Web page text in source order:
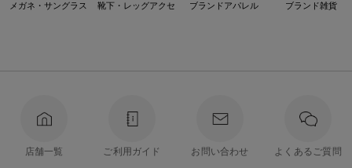
メガネ・サングラス 靴下・レッグアクセ ブランドアパレル ブランド雑貨
店舗一覧 ご利用ガイド お問い合わせ よくあるご質問